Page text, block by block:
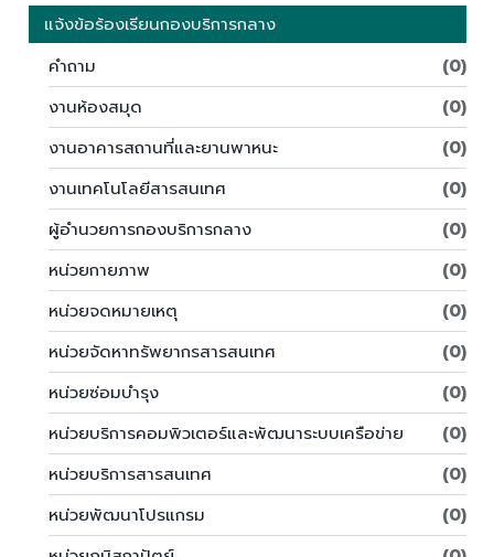
แจ้งข้อร้องเรียนกองบริการกลาง
คำถาม
(0)
งานห้องสมุด
(0)
งานอาคารสถานที่และยานพาหนะ
(0)
งานเทคโนโลยีสารสนเทศ
(0)
ผู้อำนวยการกองบริการกลาง
(0)
หน่วยกายภาพ
(0)
หน่วยจดหมายเหตุ
(0)
หน่วยจัดหาทรัพยากรสารสนเทศ
(0)
หน่วยซ่อมบำรุง
(0)
หน่วยบริการคอมพิวเตอร์และพัฒนาระบบเครือข่าย
(0)
หน่วยบริการสารสนเทศ
(0)
หน่วยพัฒนาโปรแกรม
(0)